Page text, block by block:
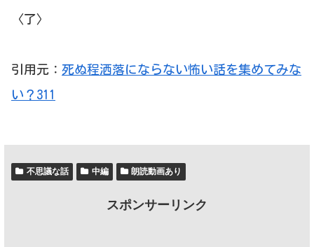
〈了〉
引用元： 死ぬ程洒落にならない怖い話を集めてみな
い？311
不思議な話 中編 朗読動画あり
スポンサーリンク